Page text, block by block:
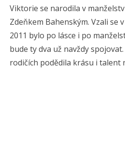
Viktorie se narodila v
Zdeňkem Bahenským. Vzali se
2011 bylo po lásce i po
bude ty dva už navždy
rodičích podědila krásu i talent